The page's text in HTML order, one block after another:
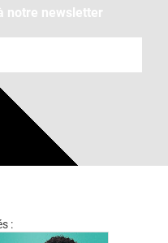
notre newsletter
: